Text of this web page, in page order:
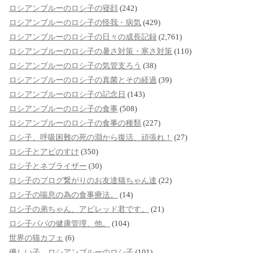
ロシアンブルーのロシ子の寝顔 (242)
ロシアンブルーのロシ子の怪我・病気 (429)
ロシアンブルーのロシ子の日々の成長記録 (2,761)
ロシアンブルーのロシ子の暑さ対策・寒さ対策 (110)
ロシアンブルーのロシ子の気管支ろう (38)
ロシアンブルーのロシ子の真菌とその経過 (39)
ロシアンブルーのロシ子の記念日 (143)
ロシアンブルーのロシ子の食事 (508)
ロシアンブルーのロシ子の食事の種類 (227)
ロシ子、呼吸困難の死の淵から復活、頑張れ！ (27)
ロシ子とアビのすけ (350)
ロシ子とネブライザー (30)
ロシ子のブログ繋がりのお友達猫ちゃん達 (22)
ロシ子の喘息の為の食事療法。
(14)
ロシ子の弟ちゃん、アビレッド君です。
(21)
ロシ子パパの健康管理、他。
(104)
世界の猫カフェ (6)